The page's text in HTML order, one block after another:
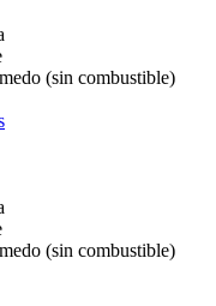
(sin combustible)
(sin combustible)